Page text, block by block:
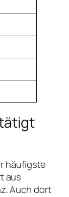
häufigste
aus
Auch dort